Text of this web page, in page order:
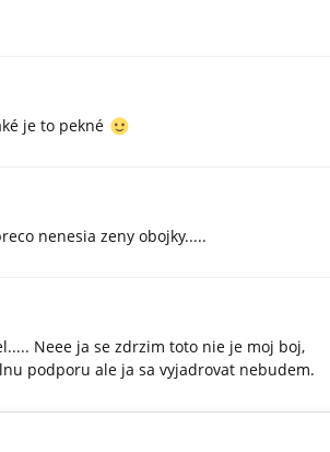
je to pekné
nenesia zeny obojky.....
Neee ja se zdrzim toto nie je moj boj,
podporu ale ja sa vyjadrovat nebudem.